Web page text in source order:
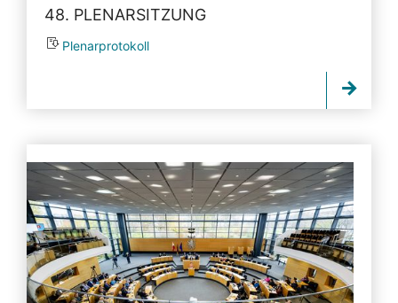
48. PLENARSITZUNG
Plenarprotokoll